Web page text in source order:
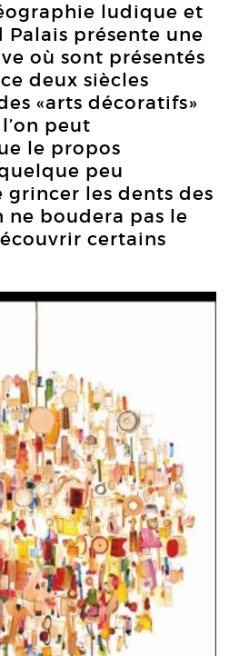
ludique et
Palais présente une
où sont présentés
deux siècles
«arts décoratifs»
peut
le propos
peu
grincer les dents des
ne boudera pas le
certains